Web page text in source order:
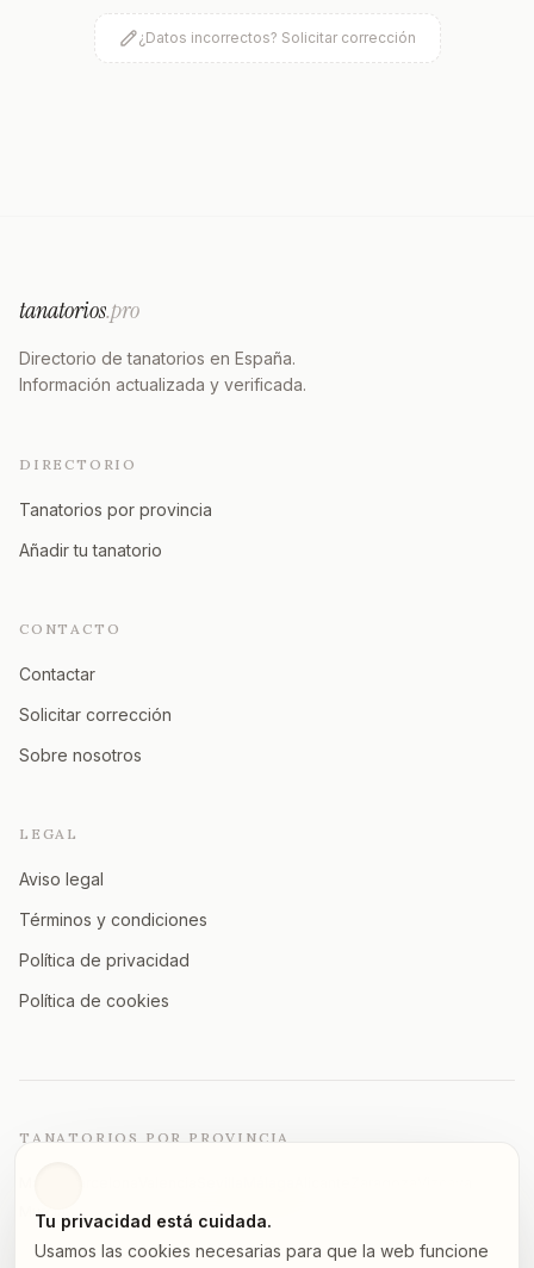
¿Datos incorrectos? Solicitar corrección
tanatorios.pro
Directorio de tanatorios en España.
Información actualizada y verificada.
DIRECTORIO
Tanatorios por provincia
Añadir tu tanatorio
CONTACTO
Contactar
Solicitar corrección
Sobre nosotros
LEGAL
Aviso legal
Términos y condiciones
Política de privacidad
Política de cookies
TANATORIOS POR PROVINCIA
Murcia
A Coruña Asturias Granada Ver todas →
Tu privacidad está cuidada.
Usamos las cookies necesarias para que la web funcione